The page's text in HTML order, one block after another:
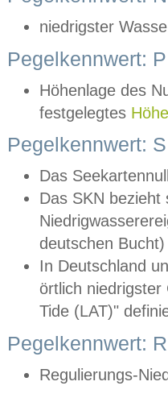
niedrigster
Pegelkennwert:
Höhenlage des
festgelegtes
Pegelkennwert:
Das
Das SKN
deutschen
In Deutschland
örtlich
Tide (LAT)"
Pegelkennwert:
Regulierungs-